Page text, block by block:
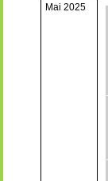
Mai 2025